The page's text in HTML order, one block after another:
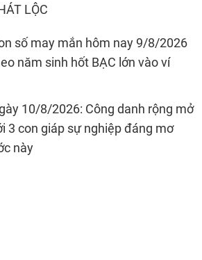
LỘC
số may mắn hôm nay 9/8/2026
năm sinh hốt BẠC lớn vào ví
10/8/2026: Công danh rộng mở
3 con giáp sự nghiệp đáng mơ
này